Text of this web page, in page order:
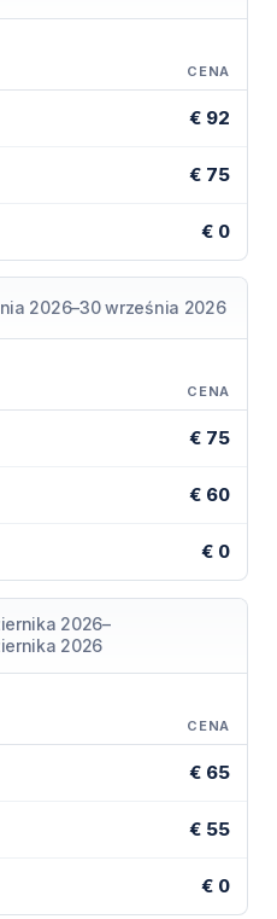
CENA
€ 92
€ 75
€ 0
2026–30 września 2026
CENA
€ 75
€ 60
€ 0
2026–
2026
CENA
€ 65
€ 55
€ 0